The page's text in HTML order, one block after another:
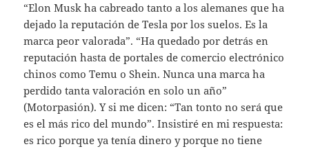
“Elon Musk ha cabreado tanto a los alemanes que ha
dejado la reputación de Tesla por los suelos. Es la
marca peor valorada”. “Ha quedado por detrás en
reputación hasta de portales de comercio electrónico
chinos como Temu o Shein. Nunca una marca ha
perdido tanta valoración en solo un año”
(Motorpasión). Y si me dicen: “Tan tonto no será que
es el más rico del mundo”. Insistiré en mi respuesta:
es rico porque ya tenía dinero y porque no tiene